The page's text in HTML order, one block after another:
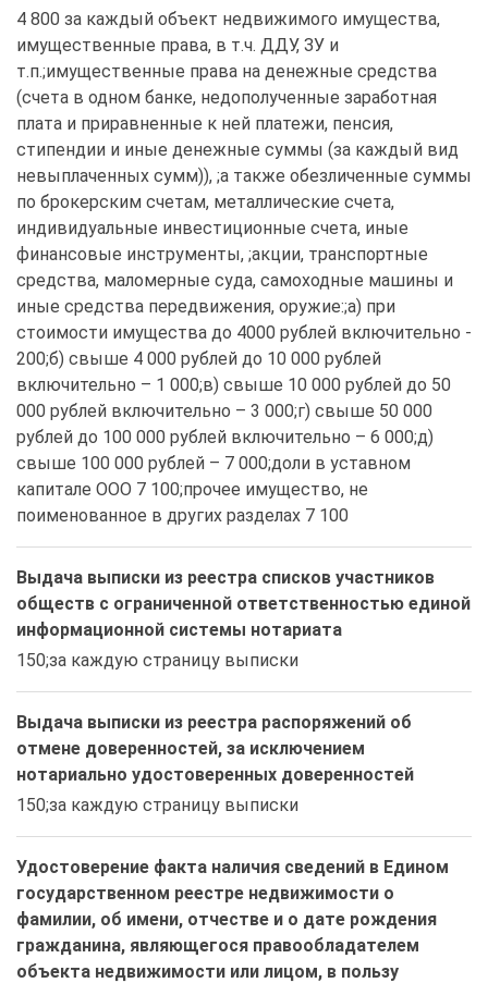
4 800 за каждый объект недвижимого имущества,
имущественные права, в т.ч. ДДУ, ЗУ и
т.п.;имущественные права на денежные средства
(счета в одном банке, недополученные заработная
плата и приравненные к ней платежи, пенсия,
стипендии и иные денежные суммы (за каждый вид
невыплаченных сумм)), ;а также обезличенные суммы
по брокерским счетам, металлические счета,
индивидуальные инвестиционные счета, иные
финансовые инструменты, ;акции, транспортные
средства, маломерные суда, самоходные машины и
иные средства передвижения, оружие:;а) при
стоимости имущества до 4000 рублей включительно -
200;б) свыше 4 000 рублей до 10 000 рублей
включительно – 1 000;в) свыше 10 000 рублей до 50
000 рублей включительно – 3 000;г) свыше 50 000
рублей до 100 000 рублей включительно – 6 000;д)
свыше 100 000 рублей – 7 000;доли в уставном
капитале ООО 7 100;прочее имущество, не
поименованное в других разделах 7 100
Выдача выписки из реестра списков участников
обществ с ограниченной ответственностью единой
информационной системы нотариата
150;за каждую страницу выписки
Выдача выписки из реестра распоряжений об
отмене доверенностей, за исключением
нотариально удостоверенных доверенностей
150;за каждую страницу выписки
Удостоверение факта наличия сведений в Едином
государственном реестре недвижимости о
фамилии, об имени, отчестве и о дате рождения
гражданина, являющегося правообладателем
объекта недвижимости или лицом, в пользу